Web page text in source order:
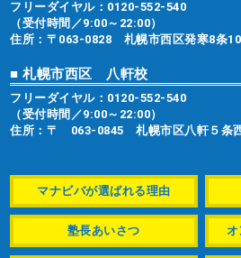
フリーダイヤル： 0120-552-540
（受付時間／9:00～22:00）
住所：〒063-0828 札幌市西区発寒8条
■ 札幌市西区 八軒校
フリーダイヤル： 0120-552-540
（受付時間／9:00～22:00）
住所：〒 063-0845 札幌市区八軒５条
マナビバが選ばれる理由
塾長あいさつ オ